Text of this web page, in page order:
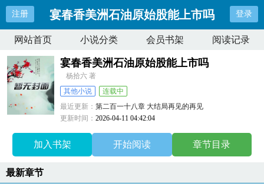
注册 宴春香美洲石油原始股能上市吗 登录
网站首页 小说分类 会员书架 阅读记录
宴春香美洲石油原始股能上市吗
杨拾六 著
其他小说
连载中
最近更新：第二百一十八章 大结局再见的再见
更新时间：2026-04-11 04:42:04
加入书架 开始阅读 章节目录
最新章节